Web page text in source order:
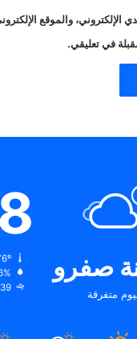
الإلكتروني، والموقع
في تعليقي.
صفرو
متفرقة
2.39